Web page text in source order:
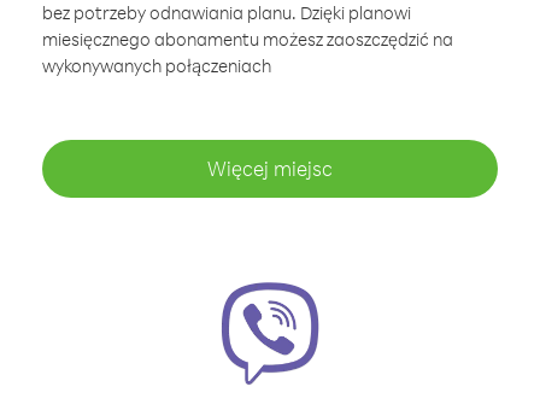
bez potrzeby odnawiania planu. Dzięki planowi
miesięcznego abonamentu możesz zaoszczędzić na
wykonywanych połączeniach
Więcej miejsc